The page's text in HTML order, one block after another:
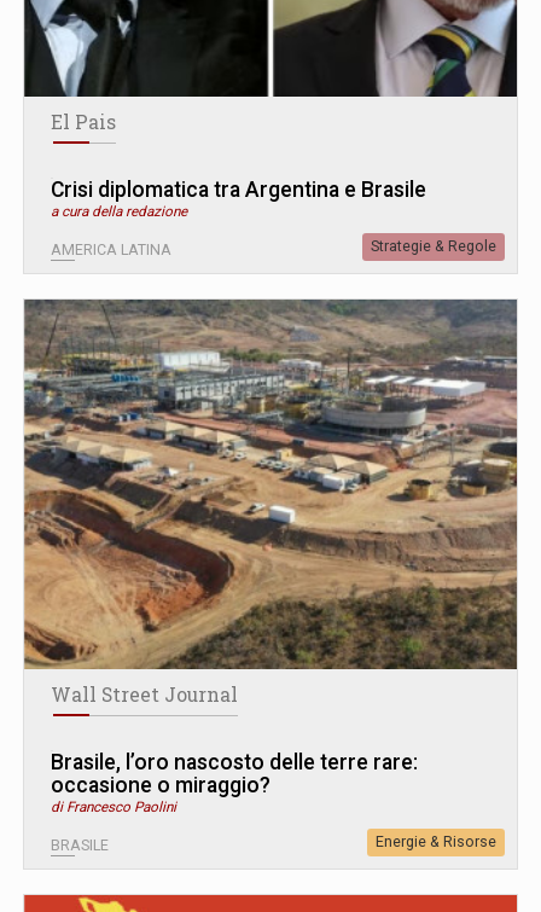
El Pais
Crisi diplomatica tra Argentina e Brasile
a cura della redazione
AMERICA LATINA Strategie & Regole
Wall Street Journal
Brasile, l’oro nascosto delle terre rare:
occasione o miraggio?
di Francesco Paolini
BRASILE Energie & Risorse